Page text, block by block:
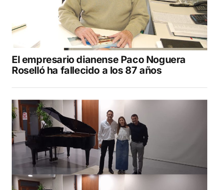
El empresario dianense Paco Noguera
Roselló ha fallecido a los 87 años